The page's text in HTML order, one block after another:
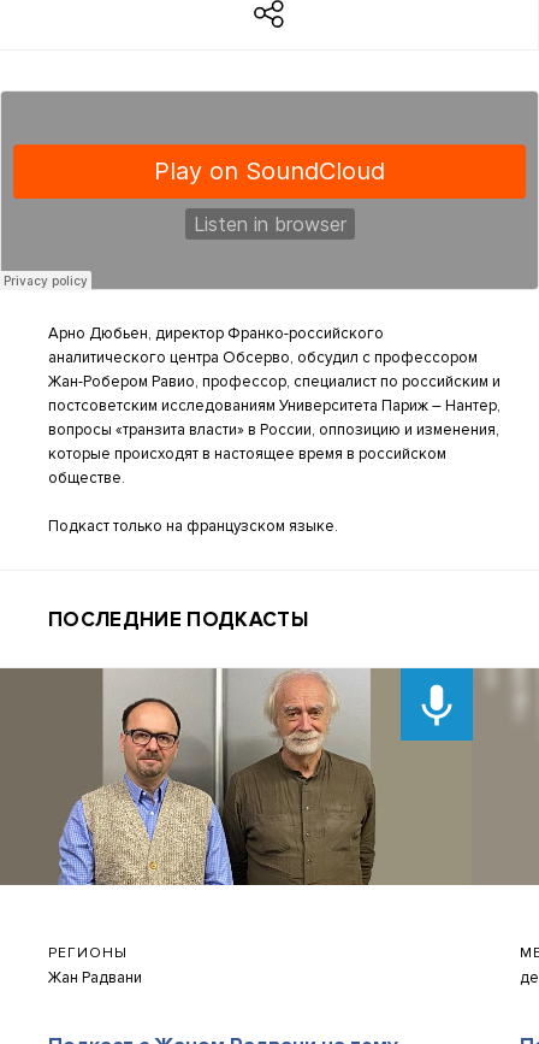
Арно Дюбьен, директор Франко-российского
аналитического центра Обсерво, обсудил с профессором
Жан-Робером Равио, профессор, специалист по российским и
постсоветским исследованиям Университета Париж – Нантер,
вопросы «транзита власти» в России, оппозицию и изменения,
которые происходят в настоящее время в российском
обществе.
Подкаст только на французском языке.
ПОСЛЕДНИЕ ПОДКАСТЫ
РЕГИОНЫ
Жан Радвани